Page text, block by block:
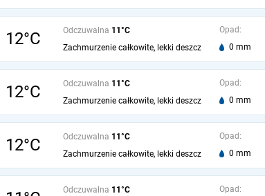
12°C Odczuwalna 11°C
Zachmurzenie całkowite, lekki deszcz
Opad:
0 mm
12°C Odczuwalna 11°C
Zachmurzenie całkowite, lekki deszcz
Opad:
0 mm
12°C Odczuwalna 11°C
Zachmurzenie całkowite, lekki deszcz
Opad:
0 mm
Odczuwalna 11°C
Opad: